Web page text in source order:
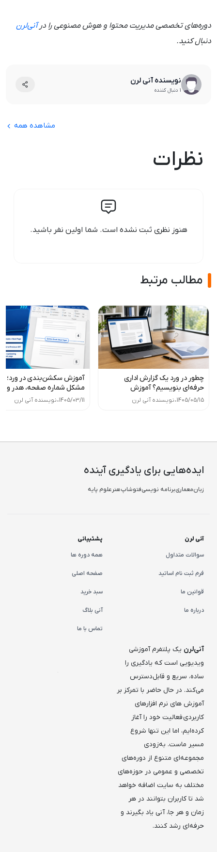
دوره‌های تخصصی مدیریت محتوا و هوش مصنوعی را درآنی‌لرن
دنبال کنید.
نویسنده آنی لرن
1 دنبال کننده
مشاهده همه
نظرات
هنوز نظری ثبت نشده است. شما اولین نفر باشید.
مطالب مرتبط
چطور در ورد یک گزارش اداری
حرفه‌ای بنویسیم؟ آموزش
گام‌به‌گام
1405/05/15
•نویسنده آنی لرن
آموزش سکشن‌بندی در ورد؛
مشکل شماره صفحه، هدر و
Word
1405/03/11
•نویسنده آنی لرن
ایده‌هایی برای یادگیری آینده
زبانمعماریبرنامه نویسیفتوشاپهنر علوم پایه
آنی لرن
سوالات متداول
فرم ثبت نام اساتید
قوانین ما
درباره ما
پشتیبانی
همه دوره ها
صفحه اصلی
سبد خرید
آنی بلاگ
تماس با ما
آنی‌لرن یک پلتفرم آموزشی
ویدیویی است که یادگیری را
ساده، سریع و قابل‌دسترس
می‌کند. در حال حاضر با تمرکز بر
آموزش های نرم افزارهای
کاربردی فعالیت خود را آغاز
کرده‌ایم، اما این تنها شروع
مسیر ماست. به‌زودی
مجموعه‌ای متنوع از دوره‌های
تخصصی و عمومی در حوزه‌های
مختلف به سایت اضافه خواهد
شد تا کاربران بتوانند در هر
زمان و هر جا، آنی یاد بگیرند و
حرفه‌ای رشد کنند.